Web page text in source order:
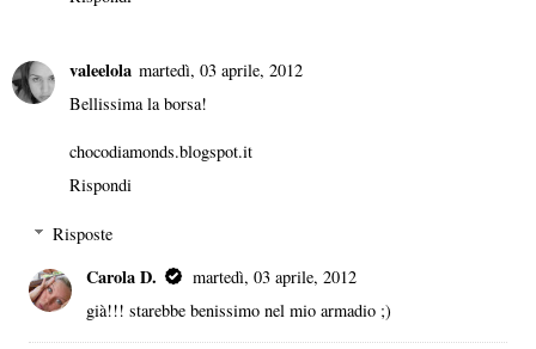
valeelola martedì, 03 aprile, 2012
Bellissima la borsa!
chocodiamonds.blogspot.it
Rispondi
Risposte
Carola D.
martedì, 03 aprile, 2012
già!!! starebbe benissimo nel mio armadio ;)